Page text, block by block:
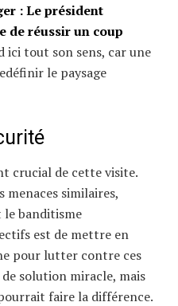
: Le président
de réussir un coup
ici tout son sens, car une
le paysage
crucial de cette visite.
menaces similaires,
banditisme
est de mettre en
pour lutter contre ces
solution miracle, mais
faire la différence.